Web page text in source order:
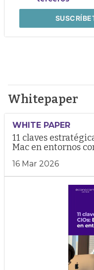
Whitepaper
WHITE PAPER
11 claves
Mac en entornos
16 Mar 2026